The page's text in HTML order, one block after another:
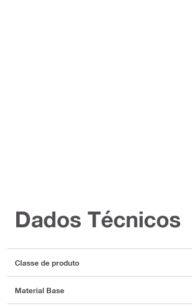
Dados Técnicos
Classe de produto
Material Base